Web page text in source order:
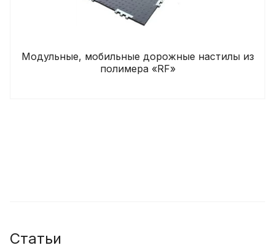
Модульные, мобильные дорожные настилы из
полимера «RF»
Статьи